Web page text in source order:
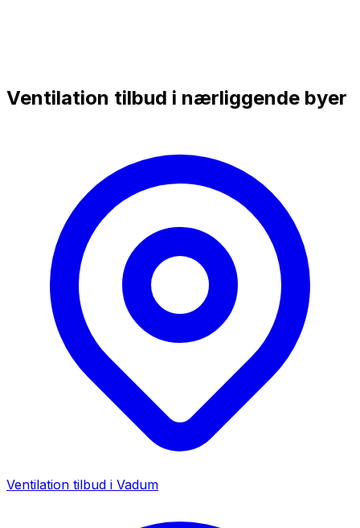
Ventilation tilbud i nærliggende byer
Ventilation tilbud i Vadum